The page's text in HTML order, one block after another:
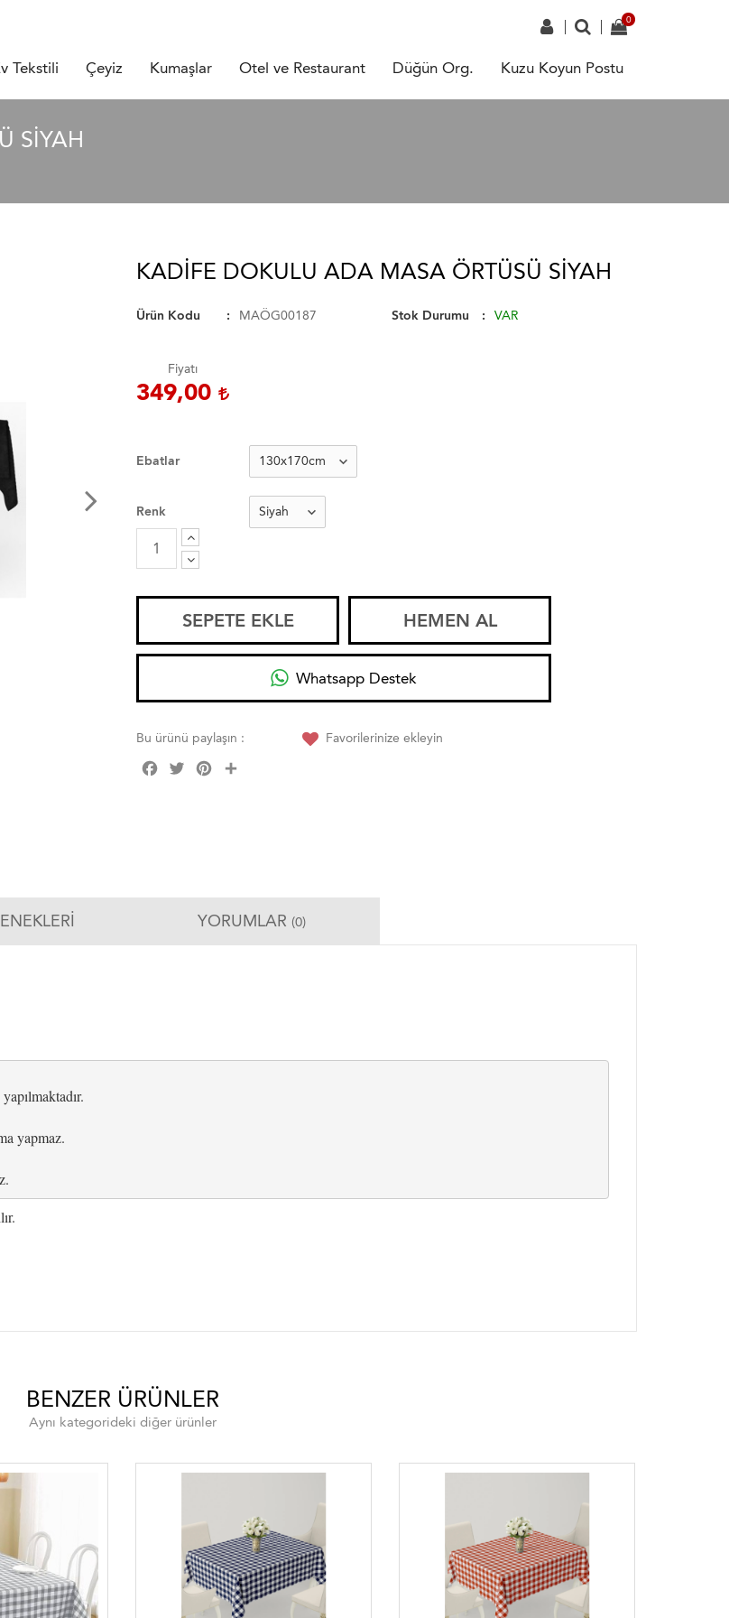
Tekstili Çeyiz Kumaşlar Otel ve Restaurant Düğün Org. Kuzu Koyun Postu
SIYAH
KADIFE DOKULU ADA MASA ÖRTÜSÜ SIYAH
Ürün Kodu MAÖG00187 Stok Durumu VAR
Fiyatı
349,00
Ebatlar
Renk
SEPETE EKLE HEMEN AL
Whatsapp Destek
Bu ürünü paylaşın :
FacebookTwitterPinterest
Favorilerinize ekleyin
YORUMLAR (0)
yapmaz.
BENZER ÜRÜNLER
Aynı kategorideki diğer ürünler